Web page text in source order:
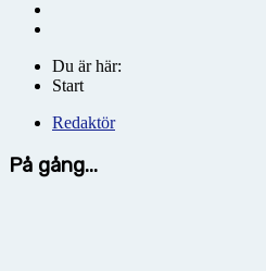
Du är här:
Start
Redaktör
På gång...